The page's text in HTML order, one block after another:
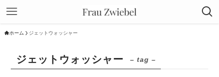
ホーム ジェットウォッシャー
ジェットウォッシャー – tag –